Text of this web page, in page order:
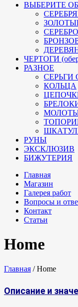
ВЫБЕРИТЕ
ЧЕРТОГИ
РАЗНОЕ
СЕРЬГИ
КОЛЬЦА
РУНЫ
ЭКСКЛЮЗИВ
БИЖУТЕРИЯ
Главная
Магазин
Галерея работ
Вопросы и
Контакт
Статьи
Home
Главная / Home
Описание и